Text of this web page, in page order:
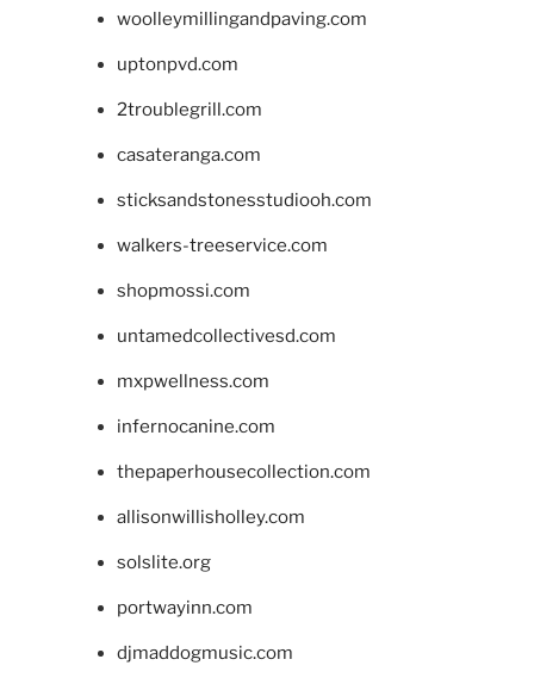
woolleymillingandpaving.com
uptonpvd.com
2troublegrill.com
casateranga.com
sticksandstonesstudiooh.com
walkers-treeservice.com
shopmossi.com
untamedcollectivesd.com
mxpwellness.com
infernocanine.com
thepaperhousecollection.com
allisonwillisholley.com
solslite.org
portwayinn.com
djmaddogmusic.com